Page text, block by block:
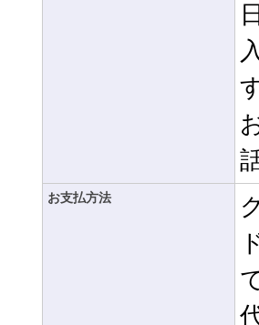
お支払方法